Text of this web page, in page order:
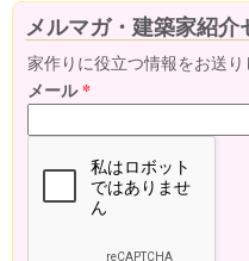
メルマガ・建築家紹介
家作りに役立つ情報をお送り
メール*